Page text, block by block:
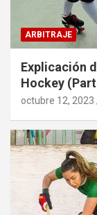
ARBITRAJE
Explicación
Hockey
octubre 12, 2023